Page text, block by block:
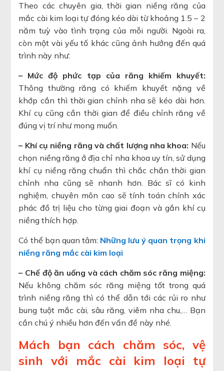
Theo các chuyên gia, thời gian niềng răng của
mắc cài kim loại tự đóng kéo dài từ khoảng 1.5 – 2
năm tuỳ vào tình trạng của mỗi người. Ngoài ra,
còn một vài yếu tố khác cũng ảnh hưởng đến quá
trình này như:
– Mức độ phức tạp của răng khiếm khuyết:
Thông thường răng có khiếm khuyết nặng về
khớp cắn thì thời gian chỉnh nha sẽ kéo dài hơn.
Khí cụ cũng cần thời gian để điều chỉnh răng về
đúng vị trí như mong muốn.
– Khí cụ niềng răng và chất lượng nha khoa: Nếu
chọn niềng răng ở địa chỉ nha khoa uy tín, sử dụng
khí cụ niềng răng chuẩn thì chắc chắn thời gian
chỉnh nha cũng sẽ nhanh hơn. Bác sĩ có kinh
nghiệm, chuyên môn cao sẽ tính toán chính xác
phác đồ trị liệu cho từng giai đoạn và gắn khí cụ
niềng thích hợp.
Có thể bạn quan tâm: Những lưu ý quan trọng khi
niềng răng mắc cài kim loại
– Chế độ ăn uống và cách chăm sóc răng miệng:
Nếu không chăm sóc răng miệng tốt trong quá
trình niềng răng thì có thể dẫn tới các rủi ro như
bung tuột mắc cài, sâu răng, viêm nha chu,… Bạn
cần chú ý nhiều hơn đến vấn đề này nhé.
Mách bạn cách chăm sóc, vệ
sinh với mắc cài kim loại tự